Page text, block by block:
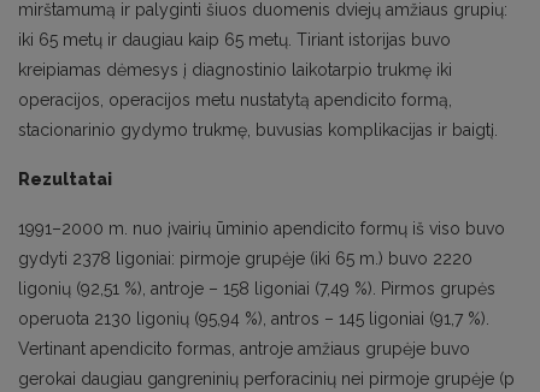
mirštamumą ir palyginti šiuos duomenis dviejų amžiaus grupių:
iki 65 metų ir daugiau kaip 65 metų. Tiriant istorijas buvo
kreipiamas dėmesys į diagnostinio laikotarpio trukmę iki
operacijos, operacijos metu nustatytą apendicito formą,
stacionarinio gydymo trukmę, buvusias komplikacijas ir baigtį.
Rezultatai
1991–2000 m. nuo įvairių ūminio apendicito formų iš viso buvo
gydyti 2378 ligoniai: pirmoje grupėje (iki 65 m.) buvo 2220
ligonių (92,51 %), antroje – 158 ligoniai (7,49 %). Pirmos grupės
operuota 2130 ligonių (95,94 %), antros – 145 ligoniai (91,7 %).
Vertinant apendicito formas, antroje amžiaus grupėje buvo
gerokai daugiau gangreninių perforacinių nei pirmoje grupėje (p